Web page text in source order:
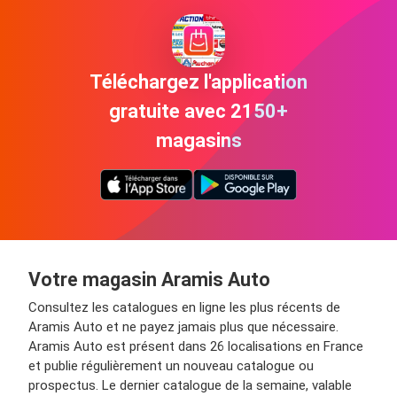
Téléchargez l'application
gratuite avec 2150+
magasins
Votre magasin Aramis Auto
Consultez les catalogues en ligne les plus récents de
Aramis Auto et ne payez jamais plus que nécessaire.
Aramis Auto est présent dans 26 localisations en France
et publie régulièrement un nouveau catalogue ou
prospectus. Le dernier catalogue de la semaine, valable